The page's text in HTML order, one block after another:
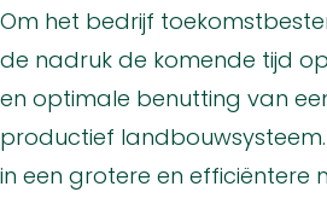
Om het bedrijf
de nadruk de komende tijd
en optimale benutting van
productief
in een grotere en efficiëntere